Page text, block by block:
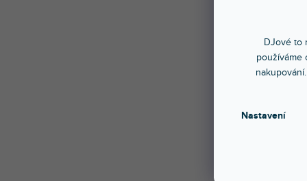
DJové to
používáme
Nastavení